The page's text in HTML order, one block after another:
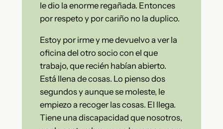
le dio la enorme regañada. Entonces
por respeto y por cariño no la duplico.
Estoy por irme y me devuelvo a ver la
oficina del otro socio con el que
trabajo, que recién habían abierto.
Está llena de cosas. Lo pienso dos
segundos y aunque se moleste, le
empiezo a recoger las cosas. El llega.
Tiene una discapacidad que nosotros,